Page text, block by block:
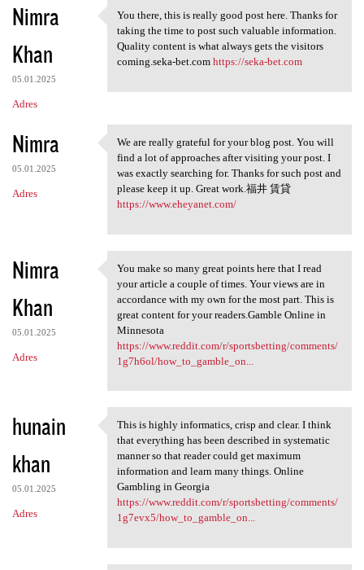
Nimra
Khan
05.01.2025
Adres
You there, this is really
You there, this is really good post here. Thanks for
taking the time to post such valuable information.
Quality content is what always gets the visitors
coming.seka-bet.com https://seka-bet.com
Nimra
05.01.2025
Adres
We are really grateful for
We are really grateful for your blog post. You will
find a lot of approaches after visiting your post. I
was exactly searching for. Thanks for such post and
please keep it up. Great work.福井 賃貸
https://www.eheyanet.com/
Nimra
Khan
05.01.2025
Adres
You make so many great points
You make so many great points here that I read
your article a couple of times. Your views are in
accordance with my own for the most part. This is
great content for your readers.Gamble Online in
Minnesota
https://www.reddit.com/r/sportsbetting/comments/
1g7h6ol/how_to_gamble_on...
hunain
khan
05.01.2025
Adres
This is highly informatics,
This is highly informatics, crisp and clear. I think
that everything has been described in systematic
manner so that reader could get maximum
information and learn many things. Online
Gambling in Georgia
https://www.reddit.com/r/sportsbetting/comments/
1g7evx5/how_to_gamble_on...